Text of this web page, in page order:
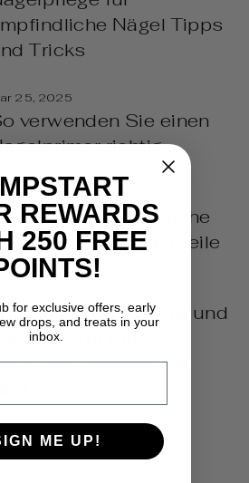
Nägel Tipps
Tricks
25, 2025
verwenden Sie einen
richtig
23, 2025
vs künstliche
Vor- und Nachteile
ein Base Coat und
Top Coat für Ihre
unerlässlich
REWARDS
250 FREE
for exclusive offers, early
drops, and treats in your
inbox.
ME UP!